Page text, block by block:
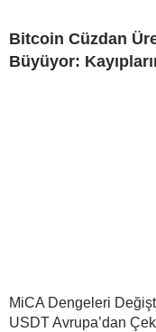
Bitcoin Cüzdan
Büyüyor:
MiCA Dengeleri
USDT Avrupa’dan